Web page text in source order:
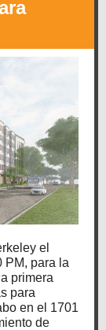
el
PM, para la
primera
para
en el 1701
de